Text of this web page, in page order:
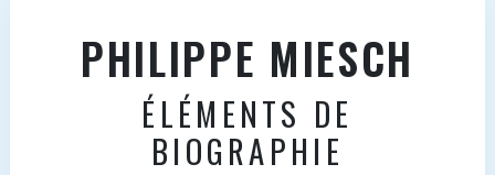
PHILIPPE MIESCH
ÉLÉMENTS DE
BIOGRAPHIE